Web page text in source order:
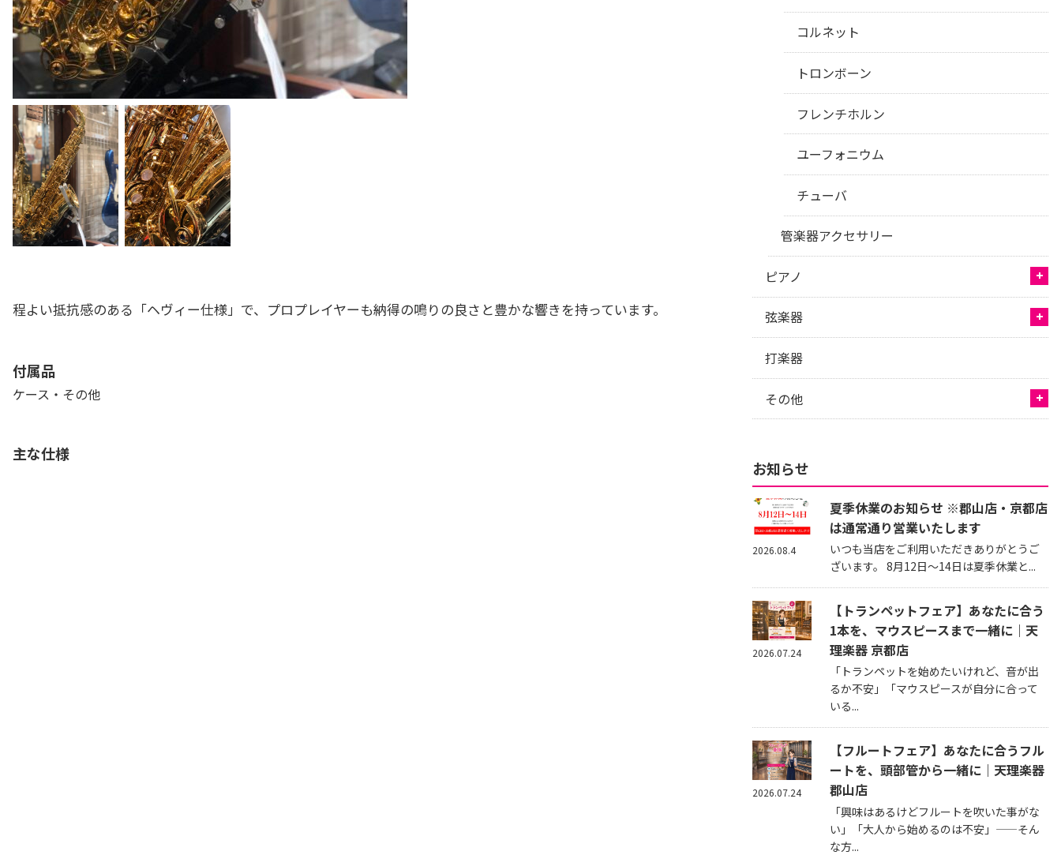
程よい抵抗感のある「ヘヴィー仕様」で、プロプレイヤーも納得の鳴りの良さと豊かな響きを持っています。
付属品
ケース・その他
主な仕様
コルネット
トロンボーン
フレンチホルン
ユーフォニウム
チューバ
管楽器アクセサリー
ピアノ
弦楽器
打楽器
その他
お知らせ
夏季休業のお知らせ ※郡山店・京都店
は通常通り営業いたします
いつも当店をご利用いただきありがとうご
ざいます。 8月12日～14日は夏季休業と...
2026.08.4
【トランペットフェア】あなたに合う
1本を、マウスピースまで一緒に｜天
理楽器 京都店
「トランペットを始めたいけれど、音が出
るか不安」「マウスピースが自分に合って
いる...
2026.07.24
【フルートフェア】あなたに合うフル
ートを、頭部管から一緒に｜天理楽器
郡山店
「興味はあるけどフルートを吹いた事がな
い」「大人から始めるのは不安」——そん
な方...
2026.07.24